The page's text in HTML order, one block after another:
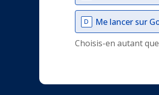
D
Me lancer sur
Choisis-en autant